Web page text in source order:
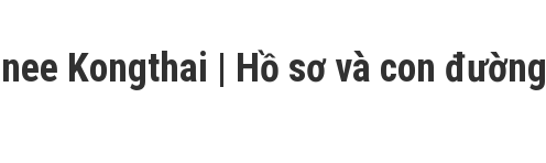
Kongthai | Hồ sơ và con đường